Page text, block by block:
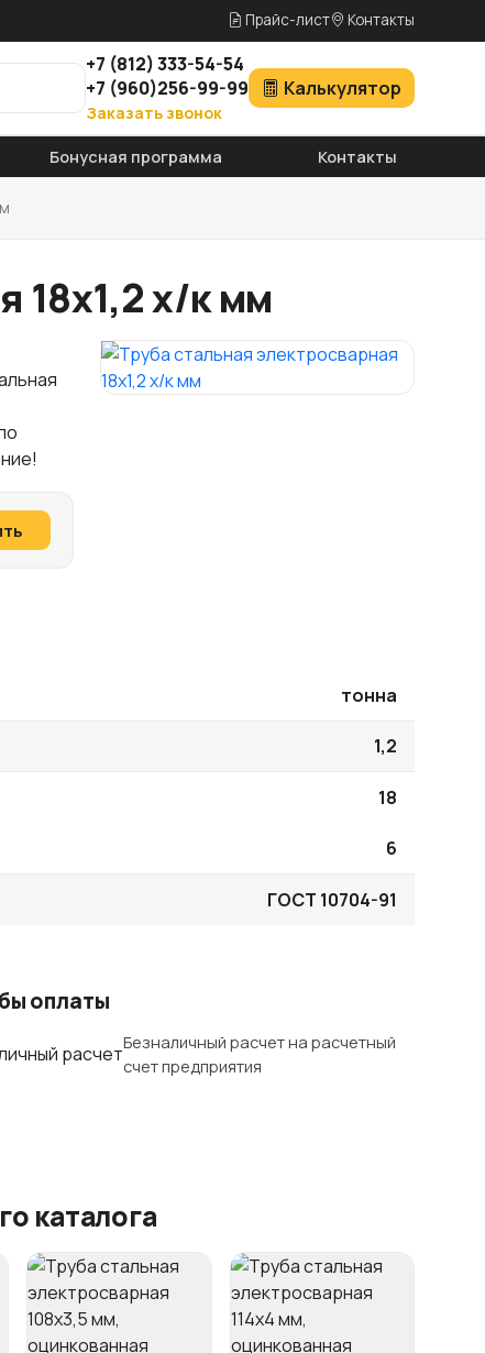
Прайс-лист Контакты
+7 (812)333-54-54
+7 (960)256-99-99
Заказать звонок
Калькулятор
Бонусная программа Контакты
18x1,2 х/к мм
тонна
1,2
18
6
ГОСТ 10704-91
оплаты
Безналичный расчет на расчетный
счет предприятия
каталога